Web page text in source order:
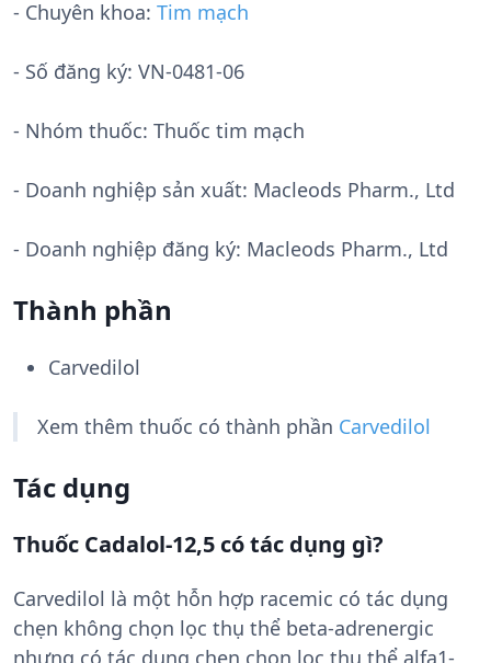
- Chuyên khoa: Tim mạch
- Số đăng ký: VN-0481-06
- Nhóm thuốc: Thuốc tim mạch
- Doanh nghiệp sản xuất: Macleods Pharm., Ltd
- Doanh nghiệp đăng ký: Macleods Pharm., Ltd
Thành phần
Carvedilol
Xem thêm thuốc có thành phần Carvedilol
Tác dụng
Thuốc Cadalol-12,5 có tác dụng gì?
Carvedilol là một hỗn hợp racemic có tác dụng
chẹn không chọn lọc thụ thể beta-adrenergic
nhưng có tác dụng chẹn chọn lọc thụ thể alfa1-